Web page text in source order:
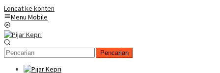
Loncat ke konten
Menu Mobile
Pencarian